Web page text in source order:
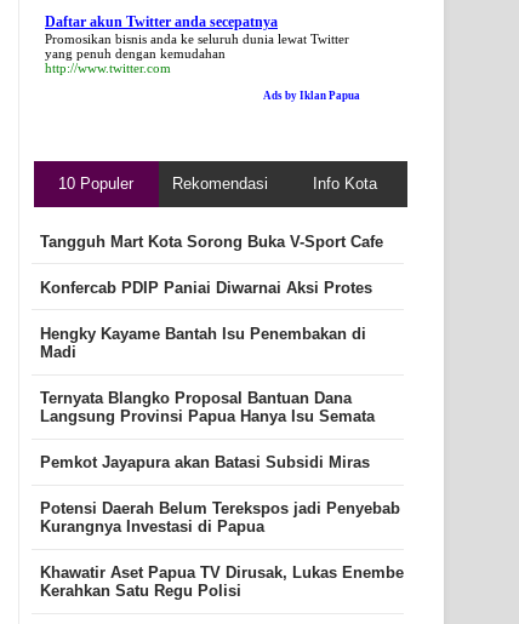
Daftar akun Twitter anda secepatnya
Promosikan bisnis anda ke seluruh dunia lewat Twitter
yang penuh dengan kemudahan
http://www.twitter.com
Ads by Iklan Papua
10 Populer Rekomendasi Info Kota
Tangguh Mart Kota Sorong Buka V-Sport Cafe
Konfercab PDIP Paniai Diwarnai Aksi Protes
Hengky Kayame Bantah Isu Penembakan di
Madi
Ternyata Blangko Proposal Bantuan Dana
Langsung Provinsi Papua Hanya Isu Semata
Pemkot Jayapura akan Batasi Subsidi Miras
Potensi Daerah Belum Terekspos jadi Penyebab
Kurangnya Investasi di Papua
Khawatir Aset Papua TV Dirusak, Lukas Enembe
Kerahkan Satu Regu Polisi